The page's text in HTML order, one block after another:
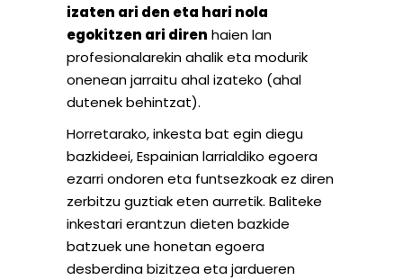
izaten ari den eta hari nola
egokitzen ari diren haien lan
profesionalarekin ahalik eta modurik
onenean jarraitu ahal izateko (ahal
dutenek behintzat).
Horretarako, inkesta bat egin diegu
bazkideei, Espainian larrialdiko egoera
ezarri ondoren eta funtsezkoak ez diren
zerbitzu guztiak eten aurretik. Baliteke
inkestari erantzun dieten bazkide
batzuek une honetan egoera
desberdina bizitzea eta jardueren